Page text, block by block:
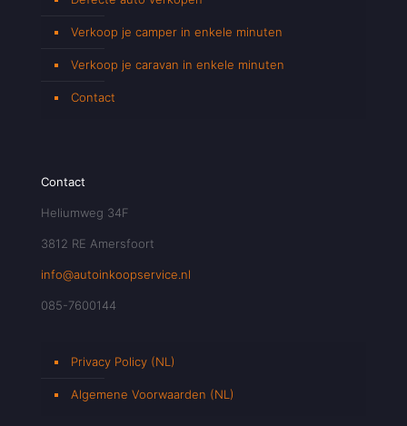
Verkoop je camper in enkele minuten
Verkoop je caravan in enkele minuten
Contact
Contact
Heliumweg 34F
3812 RE Amersfoort
info@autoinkoopservice.nl
085-7600144
Privacy Policy (NL)
Algemene Voorwaarden (NL)